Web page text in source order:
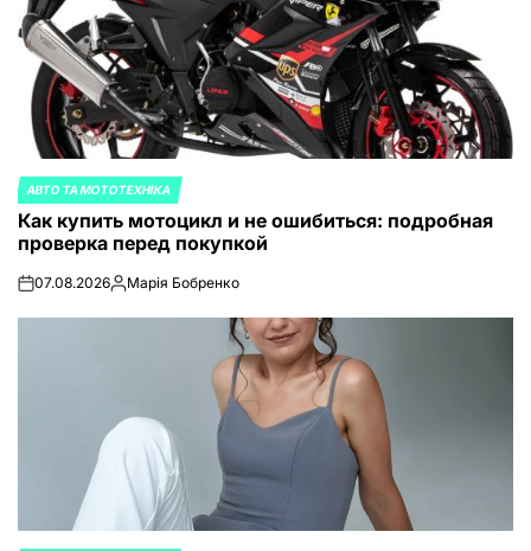
ОПУБЛИКОВАНО
В
АВТО ТА МОТОТЕХНІКА
Как купить мотоцикл и не ошибиться: подробная
проверка перед покупкой
on07.08.2026Запись
Марія Бобренко